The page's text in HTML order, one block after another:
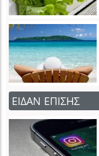
ΕΙΔΑΝ ΕΠΙΣΗΣ